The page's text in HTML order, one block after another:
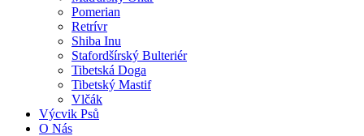
Pomerian
Retrívr
Shiba Inu
Stafordšírský Bulteriér
Tibetská Doga
Tibetský Mastif
Vlčák
Výcvik Psů
O Nás